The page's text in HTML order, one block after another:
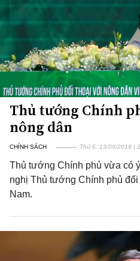
Thủ tướng Chính
nông dân
CHÍNH SÁCH Thứ 6, 13/09/2019 |
Thủ tướng Chính phủ vừa có
nghị Thủ tướng Chính phủ
Nam.